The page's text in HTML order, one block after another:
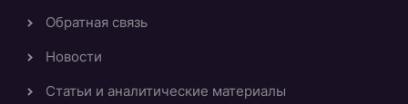
Обратная связь
Новости
Статьи и аналитические материалы